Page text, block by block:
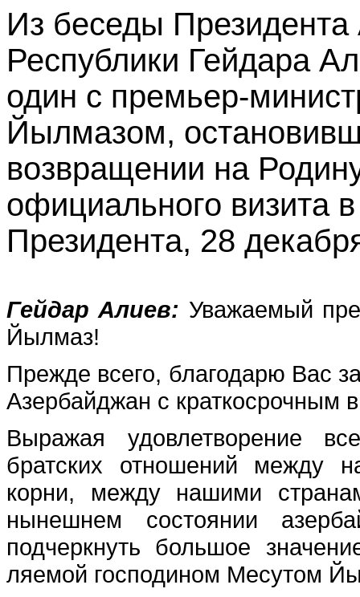
Из беседы
Республики Гейдара
один с премьер-
Йылмазом,
возвращении на
официального визита
Президента, 28
Гейдар Алиев: Уважаемый
Йылмаз!
Прежде всего, благодар­ю Вас
Азербайджан с краткосрочным
Выражая удовлетворение
братских отноше­ний между
корни, между нашими
нынешнем состоя­нии
подчеркнуть большое
ляемой господином Месутом